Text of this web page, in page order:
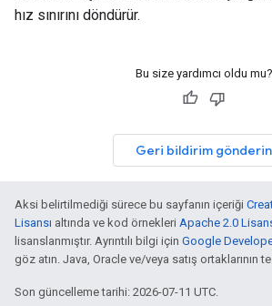
hız sınırını döndürür.
Bu size yardımcı oldu mu?
Geri bildirim gönderin
Aksi belirtilmediği sürece bu sayfanın içeriği
Lisansı altında ve kod örnekleri Apache 2.0
lisanslanmıştır. Ayrıntılı bilgi için Google
göz atın. Java, Oracle ve/veya satış ortaklarının
Son güncelleme tarihi: 2026-07-11 UTC.